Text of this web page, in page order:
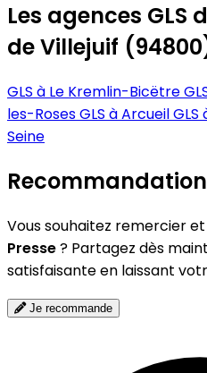
Les agences GLS
de Villejuif
GLS à Le Kremlin-Bicëtre
les-RosesGLS à ArcueilGLS
Seine
Vous souhaitez remercier
Presse? Partagez dès
satisfaisante en laissant
Je recommande